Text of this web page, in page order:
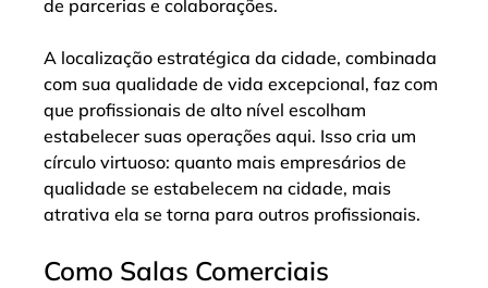
de parcerias e colaborações.
A localização estratégica da cidade, combinada
com sua qualidade de vida excepcional, faz com
que profissionais de alto nível escolham
estabelecer suas operações aqui. Isso cria um
círculo virtuoso: quanto mais empresários de
qualidade se estabelecem na cidade, mais
atrativa ela se torna para outros profissionais.
Como Salas Comerciais